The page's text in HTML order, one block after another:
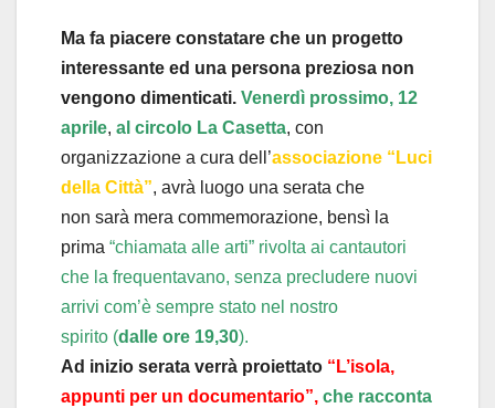
Ma fa piacere constatare che un progetto
interessante ed una persona preziosa non
vengono dimenticati. Venerdì prossimo, 12
aprile, al circolo La Casetta, con
organizzazione a cura dell’associazione “Luci
della Città”, avrà luogo una serata che
non sarà mera commemorazione, bensì la
prima “chiamata alle arti” rivolta ai cantautori
che la frequentavano, senza precludere nuovi
arrivi com’è sempre stato nel nostro
spirito (dalle ore 19,30).
Ad inizio serata verrà proiettato “L’isola,
appunti per un documentario”, che racconta